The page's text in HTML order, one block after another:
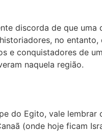
discorda de que
no
e conquistadores de
naquela região.
do Egito, vale
(onde hoje ficam